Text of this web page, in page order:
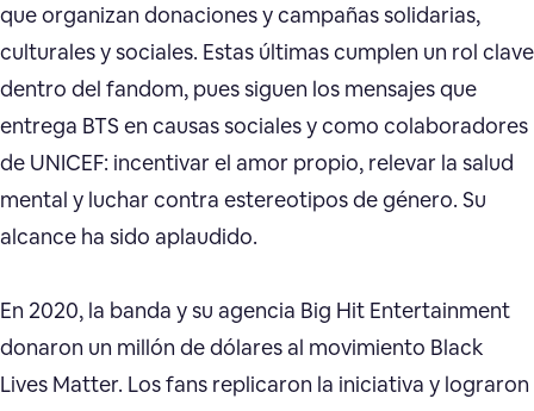
que organizan donaciones y campañas solidarias,
culturales y sociales. Estas últimas cumplen un rol clave
dentro del fandom, pues siguen los mensajes que
entrega BTS en causas sociales y como colaboradores
de UNICEF: incentivar el amor propio, relevar la salud
mental y luchar contra estereotipos de género. Su
alcance ha sido aplaudido.
En 2020, la banda y su agencia Big Hit Entertainment
donaron un millón de dólares al movimiento Black
Lives Matter. Los fans replicaron la iniciativa y lograron